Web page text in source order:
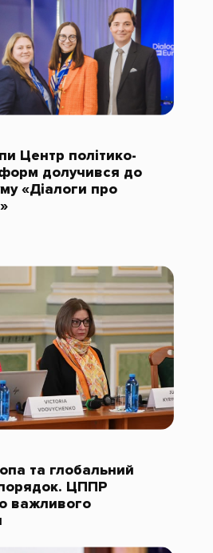
Центр політико-
долучився до
«Діалоги про
та глобальний
ЦППР
важливого